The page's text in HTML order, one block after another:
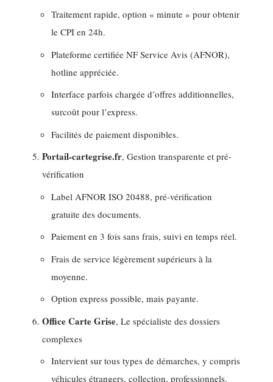
Traitement rapide, option « minute » pour obtenir
le CPI en 24h.
Plateforme certifiée NF Service Avis (AFNOR),
hotline appréciée.
Interface parfois chargée d’offres additionnelles,
surcoût pour l’express.
Facilités de paiement disponibles.
Portail-cartegrise.fr, Gestion transparente et pré-
vérification
Label AFNOR ISO 20488, pré-vérification
gratuite des documents.
Paiement en 3 fois sans frais, suivi en temps réel.
Frais de service légèrement supérieurs à la
moyenne.
Option express possible, mais payante.
Office Carte Grise, Le spécialiste des dossiers
complexes
Intervient sur tous types de démarches, y compris
véhicules étrangers, collection, professionnels.